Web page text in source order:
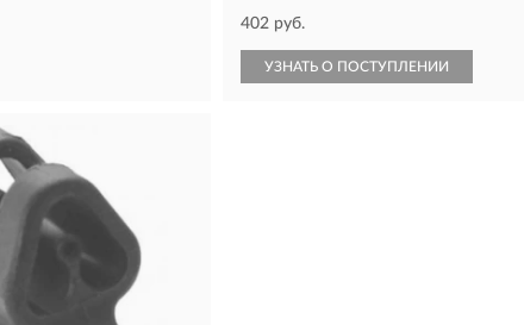
402 руб.
УЗНАТЬ О ПОСТУПЛЕНИИ